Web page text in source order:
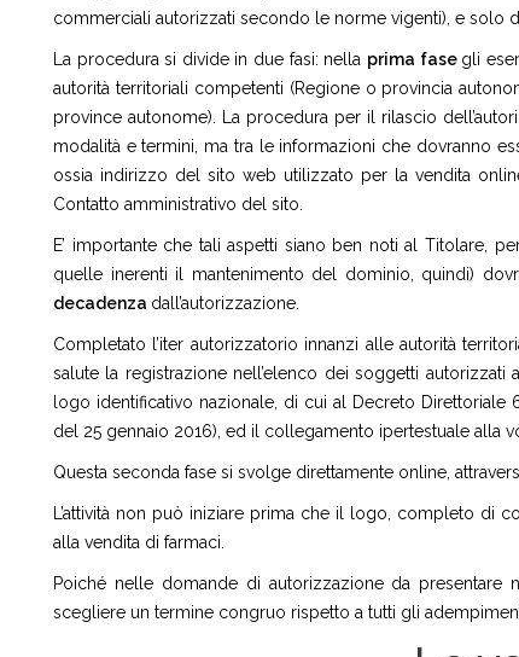
commerciali autorizzati secondo le norme vigenti), e solo
La procedura si divide in due fasi: nella prima fase gli
autorità territoriali competenti (Regione o provincia
province autonome). La procedura per il rilascio
modalità e termini, ma tra le informazioni che dovranno
ossia indirizzo del sito web utilizzato per la vendita
Contatto amministrativo del sito.
E’ importante che tali aspetti siano ben noti al Titolare,
quelle inerenti il mantenimento del dominio, quindi)
decadenza dall’autorizzazione.
Completato l’iter autorizzatorio innanzi alle autorità
salute la registrazione nell’elenco dei soggetti
logo identificativo nazionale, di cui al Decreto
del 25 gennaio 2016), ed il collegamento ipertestuale alla
Questa seconda fase si svolge direttamente online,
L’attività non può iniziare prima che il logo, completo di
alla vendita di farmaci.
Poiché nelle domande di autorizzazione da presentare
scegliere un termine congruo rispetto a tutti gli